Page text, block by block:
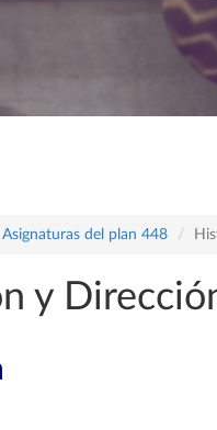
Asignaturas del plan 448
y